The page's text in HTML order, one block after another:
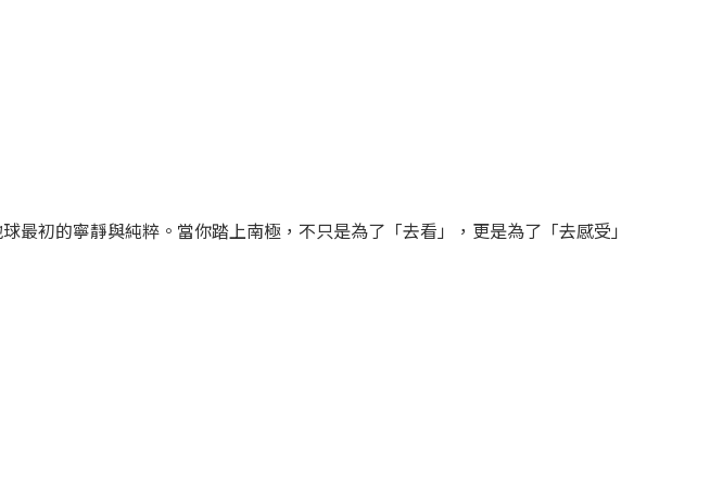
初的寧靜與純粹。當你踏上南極，不只是為了「去看」，更是為了「去感受」